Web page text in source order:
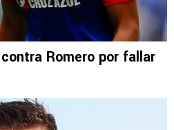
Romero por fallar